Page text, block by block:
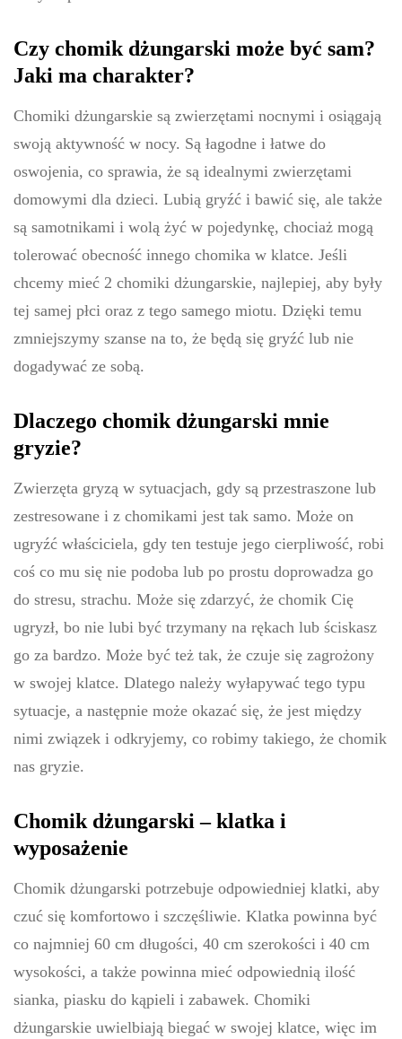
Czy chomik dżungarski może być sam?
Jaki ma charakter?
Chomiki dżungarskie są zwierzętami nocnymi i osiągają
swoją aktywność w nocy. Są łagodne i łatwe do
oswojenia, co sprawia, że są idealnymi zwierzętami
domowymi dla dzieci. Lubią gryźć i bawić się, ale także
są samotnikami i wolą żyć w pojedynkę, chociaż mogą
tolerować obecność innego chomika w klatce. Jeśli
chcemy mieć 2 chomiki dżungarskie, najlepiej, aby były
tej samej płci oraz z tego samego miotu. Dzięki temu
zmniejszymy szanse na to, że będą się gryźć lub nie
dogadywać ze sobą.
Dlaczego chomik dżungarski mnie
gryzie?
Zwierzęta gryzą w sytuacjach, gdy są przestraszone lub
zestresowane i z chomikami jest tak samo. Może on
ugryźć właściciela, gdy ten testuje jego cierpliwość, robi
coś co mu się nie podoba lub po prostu doprowadza go
do stresu, strachu. Może się zdarzyć, że chomik Cię
ugryzł, bo nie lubi być trzymany na rękach lub ściskasz
go za bardzo. Może być też tak, że czuje się zagrożony
w swojej klatce. Dlatego należy wyłapywać tego typu
sytuacje, a następnie może okazać się, że jest między
nimi związek i odkryjemy, co robimy takiego, że chomik
nas gryzie.
Chomik dżungarski – klatka i
wyposażenie
Chomik dżungarski potrzebuje odpowiedniej klatki, aby
czuć się komfortowo i szczęśliwie. Klatka powinna być
co najmniej 60 cm długości, 40 cm szerokości i 40 cm
wysokości, a także powinna mieć odpowiednią ilość
sianka, piasku do kąpieli i zabawek. Chomiki
dżungarskie uwielbiają biegać w swojej klatce, więc im